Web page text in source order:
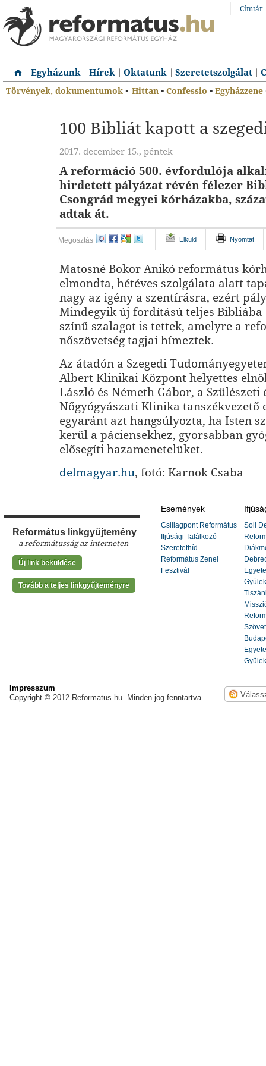
Címtár
Egyházunk Hírek Oktatunk Szeretetszolgálat
Törvények, dokumentumok • Hittan • Confessio • Egyházzene
100 Bibliát kapott a
2017. december 15., péntek
A reformáció 500. évfordulója
hirdetett pályázat révén félezer
Csongrád megyei kórházakba,
adtak át.
Megosztás Elküld Nyomtat
Matosné Bokor Anikó református
elmondta, hétéves szolgálata alatt
nagy az igény a szentírásra, ezért
Mindegyik új fordítású teljes Bibliába
színű szalagot is tettek, amelyre a
nőszövetség tagjai hímeztek.
Az átadón a Szegedi
Albert Klinikai Központ helyettes
László és Németh Gábor, a Szülészeti
Nőgyógyászati Klinika tanszékvezető
egyaránt azt hangsúlyozta, ha Isten
kerül a páciensekhez, gyorsabban
elősegíti hazamenetelüket.
delmagyar.hu, fotó: Karnok Csaba
Református linkgyűjtemény
– a reformátusság az interneten
Új link beküldése
Tovább a teljes linkgyűjteményre
Események
Csillagpont Református
Ifjúsági Találkozó
Szeretethíd
Református Zenei
Fesztivál
Soli
Impresszum
Copyright © 2012 Reformatus.hu. Minden jog fenntartva